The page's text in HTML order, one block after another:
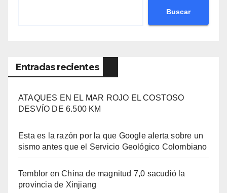
Buscar
Entradas recientes
ATAQUES EN EL MAR ROJO EL COSTOSO
DESVÍO DE 6.500 KM
Esta es la razón por la que Google alerta sobre un
sismo antes que el Servicio Geológico Colombiano
Temblor en China de magnitud 7,0 sacudió la
provincia de Xinjiang